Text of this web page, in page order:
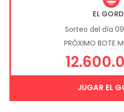
EL
Sorteo del día
PRÓXIMO BOTE
JUGAR EL